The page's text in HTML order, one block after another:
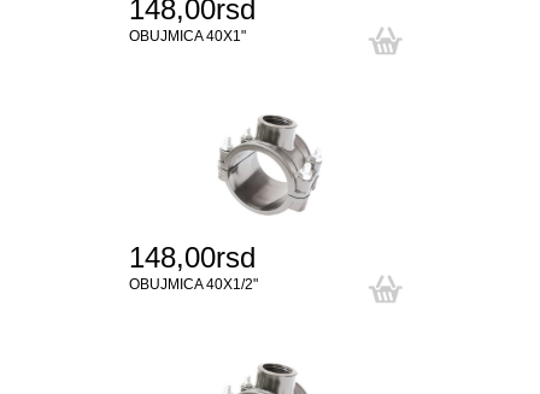
148,00rsd
OBUJMICA 40X1"
148,00rsd
OBUJMICA 40X1/2"